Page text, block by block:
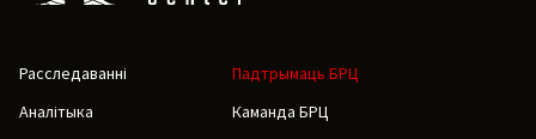
Расследаванні
Аналітыка
Падтрымаць БРЦ
Каманда БРЦ